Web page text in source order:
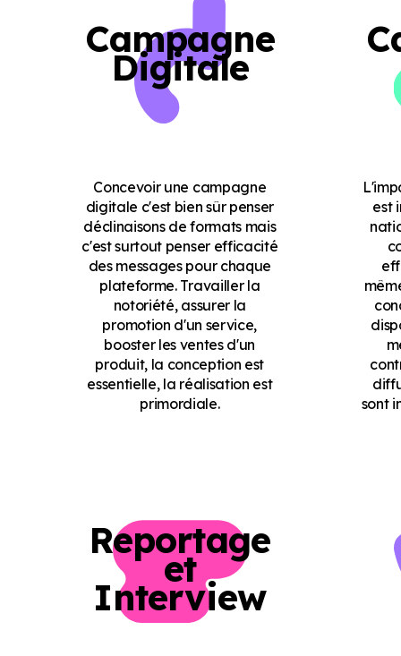
Campagne
Digitale
Concevoir une campagne
digitale c'est bien sûr penser
déclinaisons de formats mais
c'est surtout penser efficacité
des messages pour chaque
plateforme. Travailler la
notoriété, assurer la
promotion d'un service,
booster les ventes d'un
produit, la conception est
essentielle, la réalisation est
primordiale.
est
sont
Reportage
et
Interview